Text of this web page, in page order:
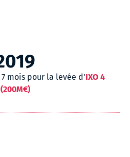
mois pour la levée d'IXO 4
(200M€)